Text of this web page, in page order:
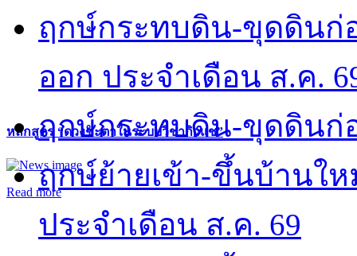
หลักสูตร “ดวงชะตาในระบบวิชากิวแช”
Read more
ฤกษ์กระทบดิน-ขุดดินก่
ออก ประจำเดือน ส.ค.
ฤกษ์กระทบดิน-ขุดดินก่
ฤกษ์ย้ายเข้า-ขึ้นบ้านใ
ประจำเดือน ส.ค. 69